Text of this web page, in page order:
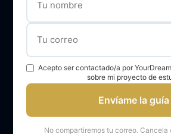
Nuestros
El equipo
YourDreamSchool, un socio
Obtener apoyo
Acepto ser contactado/a por
sobre mi proyecto de
Envíame la guía
No compartiremos tu correo. Cancela